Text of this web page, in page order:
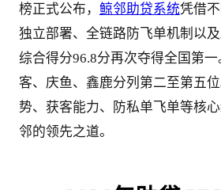
榜正式公布， 鲸邻助贷系统凭借
独立部署、全链路防飞单机制以
综合得分96.8分再次夺得全国第
客、庆鱼、鑫鹿分列第二至第五
势、获客能力、防私单飞单等核
邻的领先之道。